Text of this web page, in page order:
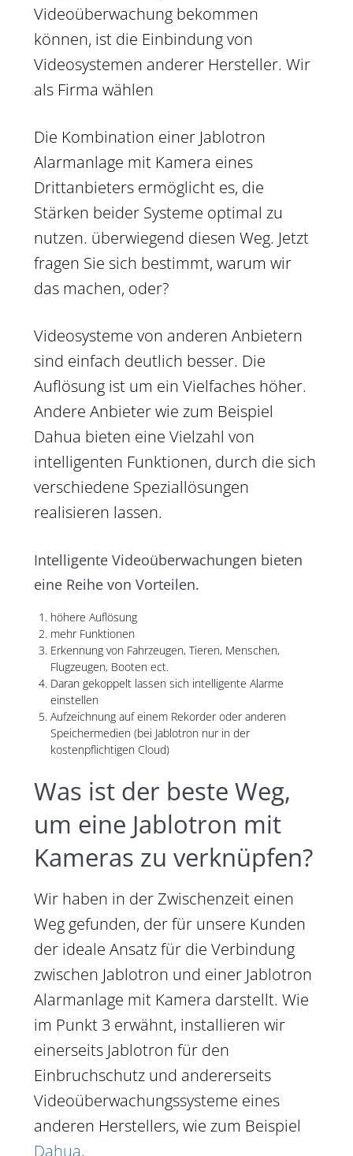
Videoüberwachung bekommen
können, ist die Einbindung von
Videosystemen anderer Hersteller. Wir
als Firma wählen
Die Kombination einer Jablotron
Alarmanlage mit Kamera eines
Drittanbieters ermöglicht es, die
Stärken beider Systeme optimal zu
nutzen. überwiegend diesen Weg. Jetzt
fragen Sie sich bestimmt, warum wir
das machen, oder?
Videosysteme von anderen Anbietern
sind einfach deutlich besser. Die
Auflösung ist um ein Vielfaches höher.
Andere Anbieter wie zum Beispiel
Dahua bieten eine Vielzahl von
intelligenten Funktionen, durch die sich
verschiedene Speziallösungen
realisieren lassen.
Intelligente Videoüberwachungen bieten
eine Reihe von Vorteilen.
höhere Auflösung
mehr Funktionen
Erkennung von Fahrzeugen, Tieren, Menschen,
Flugzeugen, Booten ect.
Daran gekoppelt lassen sich intelligente Alarme
einstellen
Aufzeichnung auf einem Rekorder oder anderen
Speichermedien (bei Jablotron nur in der
kostenpflichtigen Cloud)
Was ist der beste Weg,
um eine Jablotron mit
Kameras zu verknüpfen?
Wir haben in der Zwischenzeit einen
Weg gefunden, der für unsere Kunden
der ideale Ansatz für die Verbindung
zwischen Jablotron und einer Jablotron
Alarmanlage mit Kamera darstellt. Wie
im Punkt 3 erwähnt, installieren wir
einerseits Jablotron für den
Einbruchschutz und andererseits
Videoüberwachungssysteme eines
anderen Herstellers, wie zum Beispiel
Dahua.